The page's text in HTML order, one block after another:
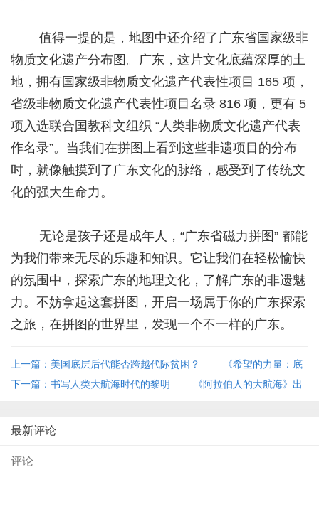
值得一提的是，地图中还介绍了广东省国家级非
物质文化遗产分布图。广东，这片文化底蕴深厚的土
地，拥有国家级非物质文化遗产代表性项目 165 项，
省级非物质文化遗产代表性项目名录 816 项，更有 5
项入选联合国教科文组织 “人类非物质文化遗产代表
作名录”。当我们在拼图上看到这些非遗项目的分布
时，就像触摸到了广东文化的脉络，感受到了传统文
化的强大生命力。
无论是孩子还是成年人，“广东省磁力拼图” 都能
为我们带来无尽的乐趣和知识。它让我们在轻松愉快
的氛围中，探索广东的地理文化，了解广东的非遗魅
力。不妨拿起这套拼图，开启一场属于你的广东探索
之旅，在拼图的世界里，发现一个不一样的广东。
上一篇：美国底层后代能否跨越代际贫困？ ——《希望的力量：底
层美国青少年的困境与未来》出版
下一篇：书写人类大航海时代的黎明 ——《阿拉伯人的大航海》出
最新评论